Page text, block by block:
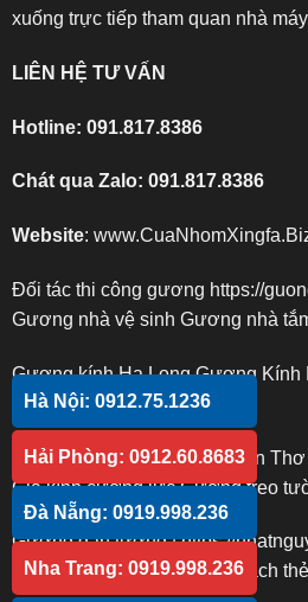
xuống trực tiếp tham quan nhà
LIÊN HỆ TƯ VẤN
Hotline: 091.817.8386
Chát qua Zalo: 091.817.8386
Website:
Đối tác thi công gương https://
Gương nhà vệ sinh Gương nhà
Gương kính Hạ LongGương Kính
Gương kính Gương trang trí
Kính cường lực Cần ThơCần
Giá kính cường lực Gương treo
Gương dán tường|https://
https://phucanglass.com/|Gạch thẻ
Hà Nội: 0912.75.1236
Hải Phòng: 0912.60.8683
Đà Nẵng: 0919.998.236
Nha Trang: 0919.998.236